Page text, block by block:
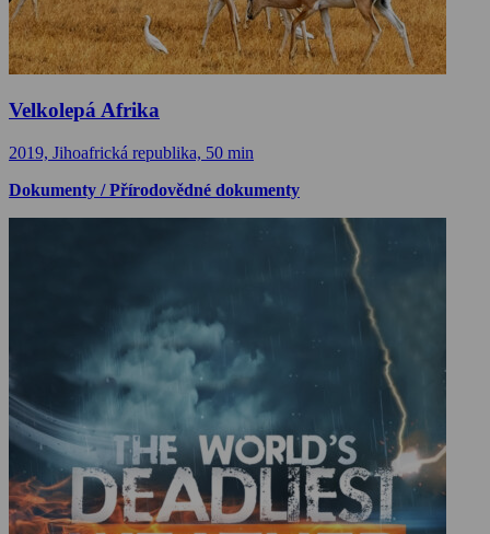
Velkolepá Afrika
2019, Jihoafrická republika, 50 min
Dokumenty / Přírodovědné dokumenty